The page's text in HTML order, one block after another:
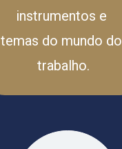
instrumentos e
temas do mundo do
trabalho.